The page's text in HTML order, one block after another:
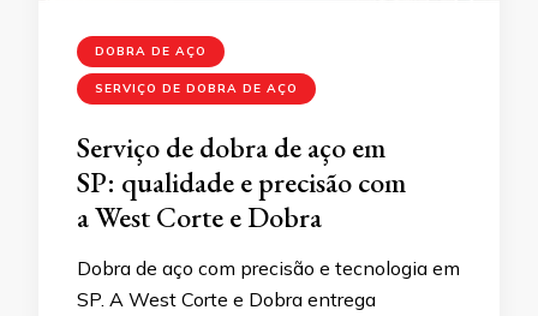
DOBRA DE AÇO
SERVIÇO DE DOBRA DE AÇO
Serviço de dobra de aço em
SP: qualidade e precisão com
a West Corte e Dobra
Dobra de aço com precisão e tecnologia em
SP. A West Corte e Dobra entrega